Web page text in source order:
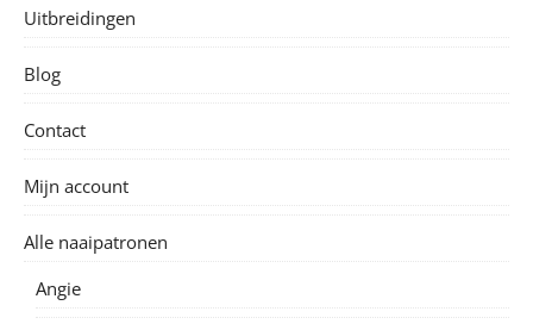
Uitbreidingen
Blog
Contact
Mijn account
Alle naaipatronen
Angie